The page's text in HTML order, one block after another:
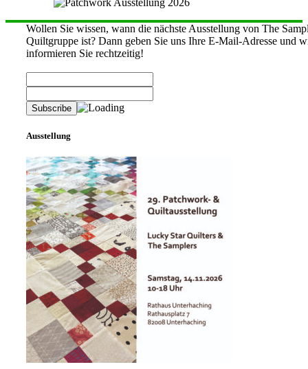
Wollen Sie wissen, wann die nächste Ausstellung von The
Quiltgruppe ist? Dann geben Sie uns Ihre E-Mail-Adresse und
informieren Sie rechtzeitig!
Ausstellung